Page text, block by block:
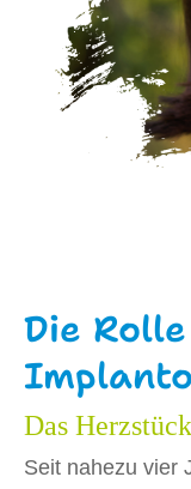
Die
Das
Seit nahezu vier